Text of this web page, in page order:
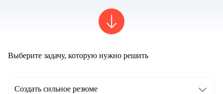
Выберите задачу, которую нужно решить
Создать сильное резюме